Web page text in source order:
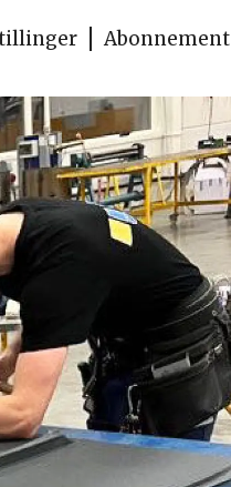
Abonnement